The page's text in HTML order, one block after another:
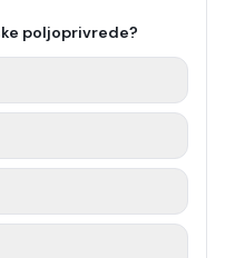
poljoprivrede?